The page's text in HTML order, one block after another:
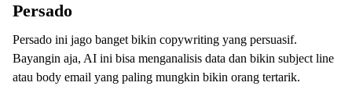
Persado
Persado ini jago banget bikin copywriting yang persuasif.
Bayangin aja, AI ini bisa menganalisis data dan bikin subject line
atau body email yang paling mungkin bikin orang tertarik.